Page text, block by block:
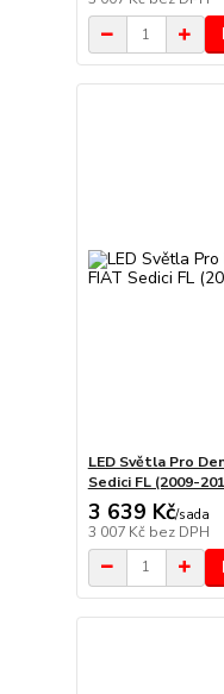
LED Světla Pro
Sedici FL (2009-
3 639 Kč/sada
3 007 Kč bez DPH